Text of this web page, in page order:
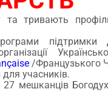
та тривають
підтримки
/Французького
учасників.
мешканців